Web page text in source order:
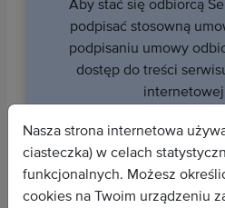
Aby stać się odbiorcą
podpisać stosowną
podpisaniu umowy
dostęp do treści
Uzyskaj dostęp do
Nasza strona internetowa
ciasteczka) w celach
funkcjonalnych. Możesz
cookies na Twoim urządzeniu